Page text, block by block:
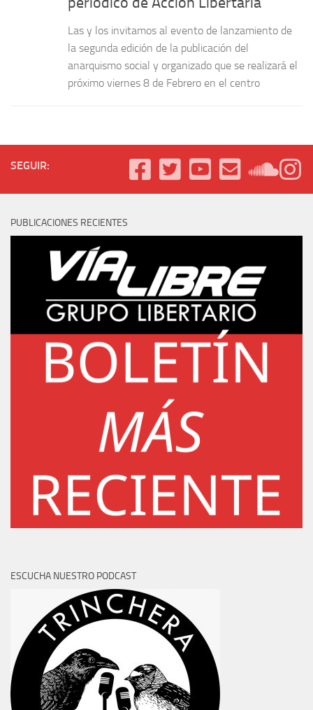
Las y los invitamos al evento de lanzamiento de
la segunda edición de la publicación del
anarquismo social y organizado que se realizará el
próximo viernes 8 de Febrero en el centro
SEGUIR:
PUBLICACIONES RECIENTES
ESCUCHA NUESTRO PODCAST